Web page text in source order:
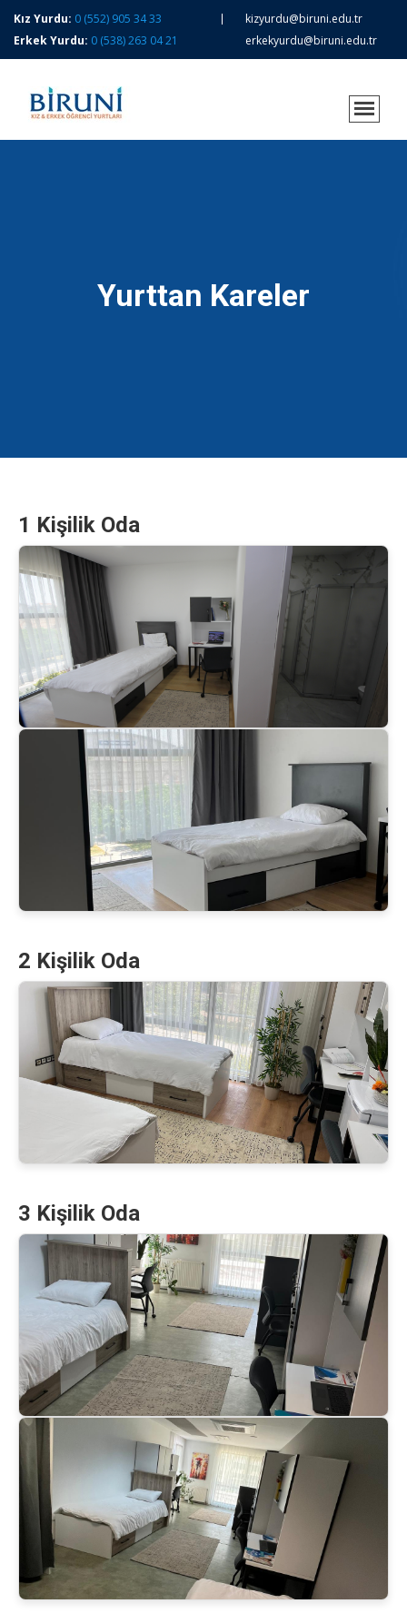
Kız Yurdu: 0 (552) 905 34 33
Erkek Yurdu: 0 (538) 263 04 21
kizyurdu@biruni.edu.tr
erkekyurdu@biruni.edu.tr
Yurttan Kareler
1 Kişilik Oda
2 Kişilik Oda
3 Kişilik Oda